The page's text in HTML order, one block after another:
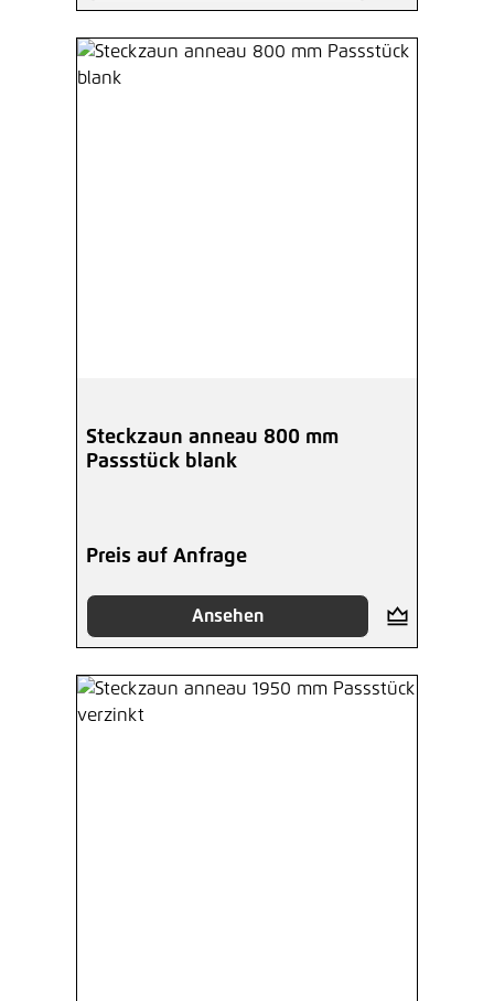
Steckzaun anneau 800 mm
Passstück blank
Preis auf Anfrage
Ansehen